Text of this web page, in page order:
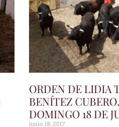
ORDEN DE LIDIA
BENÍTEZ
DOMINGO 18 DE
junio 18, 2017